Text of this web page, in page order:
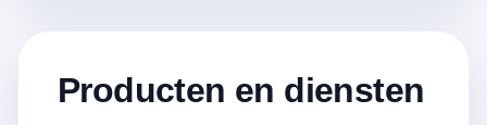
Producten en diensten